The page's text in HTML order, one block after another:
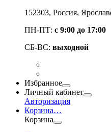
152303, Россия,
ПН-ПТ: с 9:00 до 17:00
СБ-ВС: выходной
Избранное
Личный кабинет
Авторизация
Корзина…
Корзина